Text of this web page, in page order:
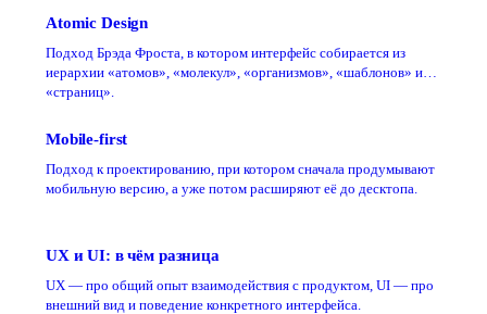
Atomic Design
Подход Брэда Фроста, в котором интерфейс собирается из
иерархии «атомов», «молекул», «организмов», «шаблонов» и
«страниц».
Mobile-first
Подход к проектированию, при котором сначала продумывают
мобильную версию, а уже потом расширяют её до десктопа.
UX и UI: в чём разница
UX — про общий опыт взаимодействия с продуктом, UI — про
внешний вид и поведение конкретного интерфейса.